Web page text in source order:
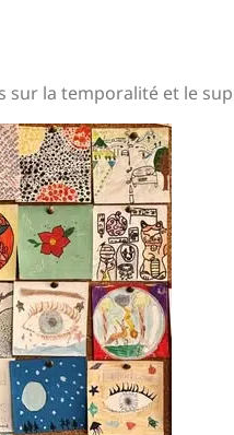
la temporalité et le